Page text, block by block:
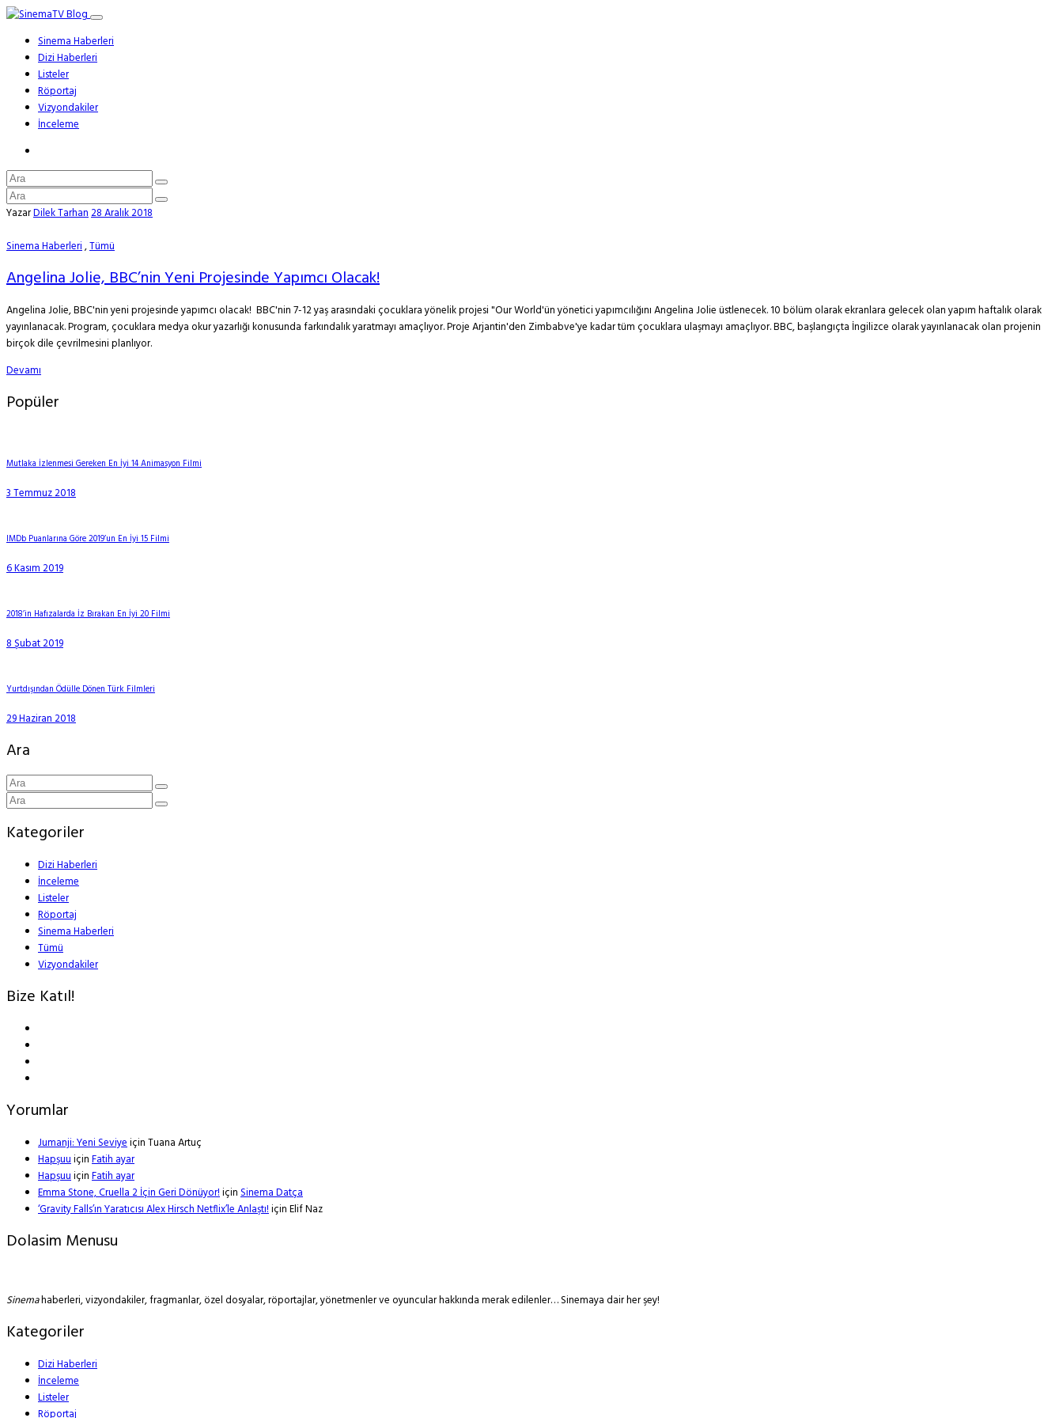
Sinema Haberleri
Dizi Haberleri
Listeler
Röportaj
Vizyondakiler
İnceleme
YazarDilek Tarhan28 Aralık 2018
Sinema Haberleri,Tümü
Angelina Jolie, BBC’nin Yeni Projesinde Yapımcı Olacak!
Angelina Jolie, BBC'nin yeni projesinde yapımcı olacak! BBC'nin 7-12 yaş arasındaki çocuklara yönelik projesi "Our World'ün yönetici yapımcılığını Angelina Jolie üstlenecek. 10 bölüm olarak ekranlara gelecek olan yapım haftalık olarak
yayınlanacak. Program, çocuklara medya okur yazarlığı konusunda farkındalık yaratmayı amaçlıyor. Proje Arjantin'den Zimbabve'ye kadar tüm çocuklara ulaşmayı amaçlıyor. BBC, başlangıçta İngilizce olarak yayınlanacak olan projenin
birçok dile çevrilmesini planlıyor.
Devamı
Popüler
Mutlaka İzlenmesi Gereken En İyi 14 Animasyon Filmi
3 Temmuz 2018
IMDb Puanlarına Göre 2019’un En İyi 15 Filmi
6 Kasım 2019
2018’in Hafızalarda İz Bırakan En İyi 20 Filmi
8 Şubat 2019
Yurtdışından Ödülle Dönen Türk Filmleri
29 Haziran 2018
Ara
Kategoriler
Dizi Haberleri
İnceleme
Listeler
Röportaj
Sinema Haberleri
Tümü
Vizyondakiler
Bize Katıl!
Yorumlar
Jumanji: Yeni SeviyeiçinTuana Artuç
HapşuuiçinFatih ayar
HapşuuiçinFatih ayar
Emma Stone, Cruella 2 İçin Geri Dönüyor!içinSinema Datça
‘Gravity Falls’ın Yaratıcısı Alex Hirsch Netflix’le Anlaştı!içinElif Naz
Dolasim Menusu
Sinemahaberleri, vizyondakiler, fragmanlar, özel dosyalar, röportajlar, yönetmenler ve oyuncular hakkında merak edilenler… Sinemaya dair her şey!
Kategoriler
Dizi Haberleri
İnceleme
Listeler
Röportaj